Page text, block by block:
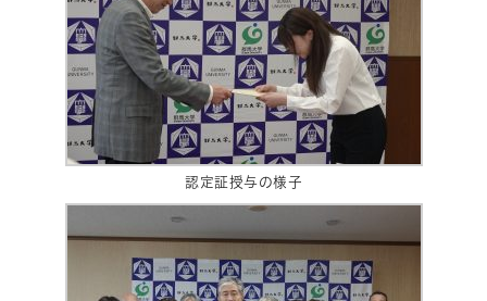
認定証授与の様子